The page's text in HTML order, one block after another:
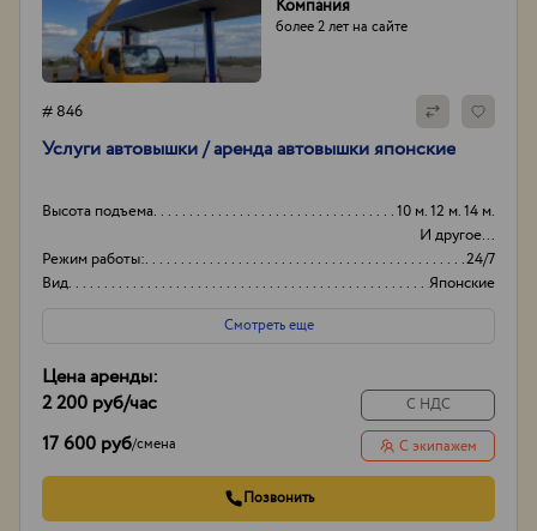
Компания
более 2 лет на сайте
# 846
Услуги автовышки / аренда автовышки японские
Высота подъема
10 м. 12 м. 14 м.
И другое...
Режим работы:
24/7
Вид
Японские
Оборудование
Автовышки
Смотреть еще
Цена аренды:
2 200 руб/час
17 600 руб/смена
С НДС
С экипажем
Позвонить